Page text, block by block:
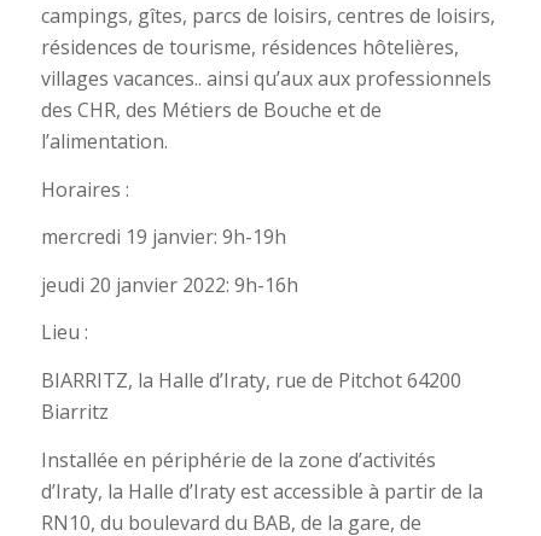
campings, gîtes, parcs de loisirs, centres de loisirs,
résidences de tourisme, résidences hôtelières,
villages vacances.. ainsi qu’aux aux professionnels
des CHR, des Métiers de Bouche et de
l’alimentation.
Horaires :
mercredi 19 janvier: 9h-19h
jeudi 20 janvier 2022: 9h-16h
Lieu :
BIARRITZ, la Halle d’Iraty, rue de Pitchot 64200
Biarritz
Installée en périphérie de la zone d’activités
d’Iraty, la Halle d’Iraty est accessible à partir de la
RN10, du boulevard du BAB, de la gare, de